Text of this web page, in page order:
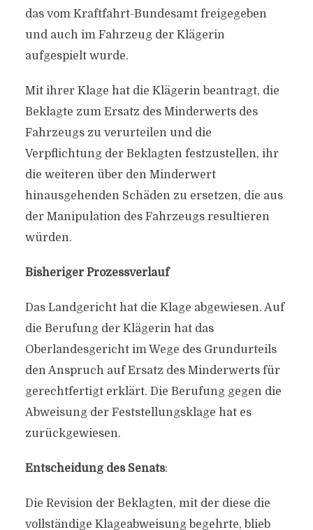
das vom Kraftfahrt-Bundesamt freigegeben
und auch im Fahrzeug der Klägerin
aufgespielt wurde.
Mit ihrer Klage hat die Klägerin beantragt, die
Beklagte zum Ersatz des Minderwerts des
Fahrzeugs zu verurteilen und die
Verpflichtung der Beklagten festzustellen, ihr
die weiteren über den Minderwert
hinausgehenden Schäden zu ersetzen, die aus
der Manipulation des Fahrzeugs resultieren
würden.
Bisheriger Prozessverlauf
Das Landgericht hat die Klage abgewiesen. Auf
die Berufung der Klägerin hat das
Oberlandesgericht im Wege des Grundurteils
den Anspruch auf Ersatz des Minderwerts für
gerechtfertigt erklärt. Die Berufung gegen die
Abweisung der Feststellungsklage hat es
zurückgewiesen.
Entscheidung des Senats:
Die Revision der Beklagten, mit der diese die
vollständige Klageabweisung begehrte, blieb